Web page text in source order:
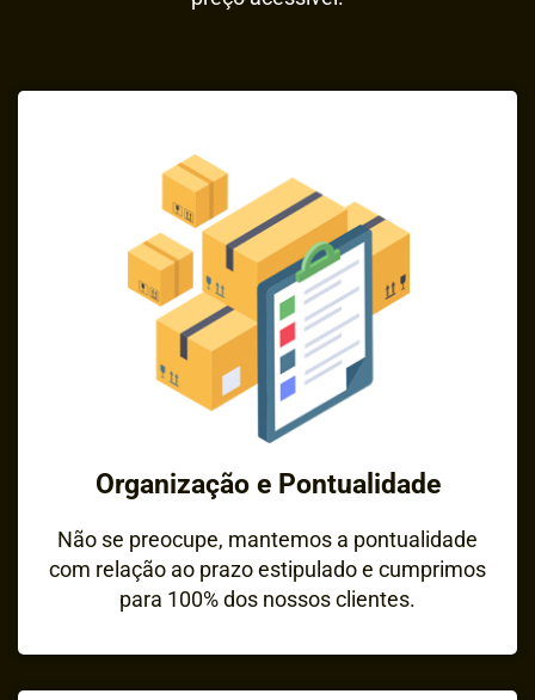
Organização e Pontualidade
Não se preocupe, mantemos a pontualidade
com relação ao prazo estipulado e cumprimos
para 100% dos nossos clientes.